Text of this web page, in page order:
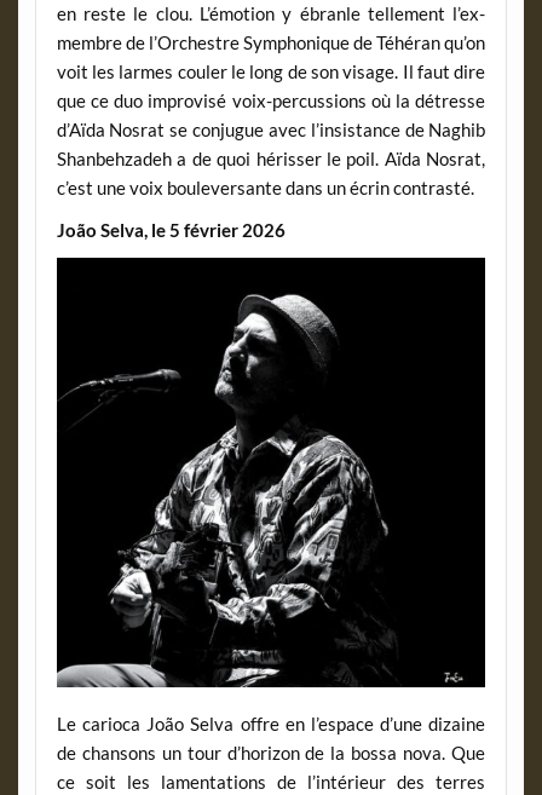
en reste le clou. L’émotion y ébranle tellement l’ex-
membre de l’Orchestre Symphonique de Téhéran qu’on
voit les larmes couler le long de son visage. Il faut dire
que ce duo improvisé voix-percussions où la détresse
d’Aïda Nosrat se conjugue avec l’insistance de Naghib
Shanbehzadeh a de quoi hérisser le poil. Aïda Nosrat,
c’est une voix bouleversante dans un écrin contrasté.
João Selva, le 5 février 2026
Le carioca João Selva offre en l’espace d’une dizaine
de chansons un tour d’horizon de la bossa nova. Que
ce soit les lamentations de l’intérieur des terres